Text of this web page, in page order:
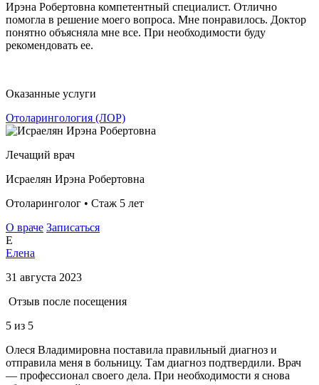
Ирэна Робертовна компетентный специалист. Отлично
помогла в решение моего вопроса. Мне понравилось. Доктор
понятно объясняла мне все. При необходимости буду
рекомендовать ее.
Оказанные услуги
Отоларингология (ЛОР)
Лечащий врач
Исраелян Ирэна Робертовна
Отоларинголог • Стаж 5 лет
О враче Записаться
Е
Елена
31 августа 2023
Отзыв после посещения
5 из 5
Олеся Владимировна поставила правильный диагноз и
отправила меня в больницу. Там диагноз подтвердили. Врач
— профессионал своего дела. При необходимости я снова